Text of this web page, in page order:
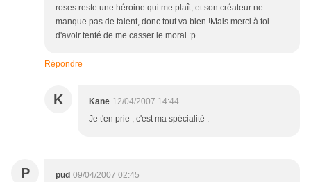
roses reste une héroine qui me plaît, et son créateur ne
manque pas de talent, donc tout va bien !Mais merci à toi
d'avoir tenté de me casser le moral :p
Répondre
K Kane 12/04/2007 14:44
Je t'en prie , c'est ma spécialité .
P pud 09/04/2007 02:45